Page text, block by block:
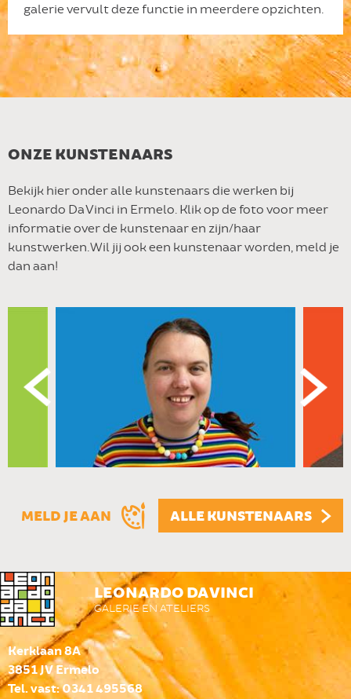
galerie vervult deze functie in meerdere opzichten.
ONZE KUNSTENAARS
Bekijk hier onder alle kunstenaars die werken bij
Leonardo Da Vinci in Ermelo. Klik op de foto voor meer
informatie over de kunstenaar en zijn/haar
kunstwerken. Wil jij ook een kunstenaar worden, meld je
dan aan!
ALLE KUNSTENAARS
MELD JE AAN
LEONARDO DA VINCI
GALERIE EN ATELIERS
Kerklaan 8A
3851 JV Ermelo
Tel. vast: 0341 495568